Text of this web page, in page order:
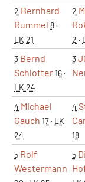
2 Bernhard
Rummel 8·
LK 21
2
2 ·
3 Bernd
Schlotter16·
LK 24
3
4 Michael
Gauch 17· LK
24
4
18
5 Rolf
Westermann
5